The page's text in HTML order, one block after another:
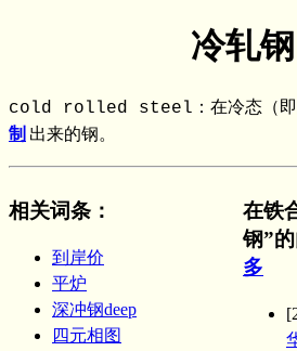
冷轧钢
cold rolled steel：在冷态（即未
制 出来的钢。
相关词条 ：
到岸价
平炉
深冲钢deep
四元相图
在铁
钢”
多